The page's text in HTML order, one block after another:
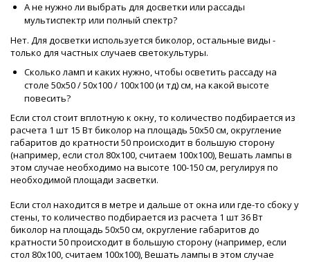
А не нужно ли выбрать для досветки или рассады
мультиспектр или полный спектр?
Нет. Для досветки используется биколор, остальные виды -
только для частных случаев светокультуры.
Сколько ламп и каких нужно, чтобы осветить рассаду на
столе 50х50 / 50х100 / 100х100 (и тд) см, на какой высоте
повесить?
Если стол стоит вплотную к окну, то количество подбирается из
расчета 1 шт 15 Вт биколор на площадь 50х50 см, округление
габаритов до кратности 50 происходит в большую сторону
(например, если стол 80х100, считаем 100х100), Вешать лампы в
этом случае необходимо на высоте 100-150 см, регулируя по
необходимой площади засветки.
Если стол находится в метре и дальше от окна или где-то сбоку у
стены, то количество подбирается из расчета 1 шт 36 Вт
биколор на площадь 50х50 см, округление габаритов до
кратности 50 происходит в большую сторону (например, если
стол 80х100, считаем 100х100), Вешать лампы в этом случае